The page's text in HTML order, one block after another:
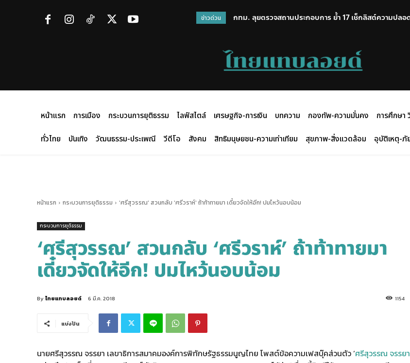
ข่าวด่วน
กทม. ลุยตรวจสถานประกอบการ ย้ำ 17 เช็กลิสต์ความปลอ
“โสภณ” กล่าวสุนทรพจน์ 50 ปี สัมพันธ์ไทย – เวียดนาม
หน้าแรก การเมือง กระบวนการยุติธรรม ไลฟ์สไตล์ เศรษฐกิจ-การเงิน บทความ กองทัพ-ความมั่นคง การศึกษา
ทั่วไทย
บันเทิง วัฒนธรรม-ประเพณี วีดีโอ สังคม สิทธิมนุษยชน-ความเท่าเทียม สุขภาพ-สิ่งแวดล้อม อุบัติเหตุ-
หน้าแรก กระบวนการยุติธรรม 'ศรีสุวรรณ' สวนกลับ 'ศรีวราห์' ถ้าท้าทายมา เดี๋ยวจัดให้อีก! ปมไหว้นอบน้อม
กระบวนการยุติธรรม
‘ศรีสุวรรณ’ สวนกลับ ‘ศรีวราห์’ ถ้าท้าทายมา
เดี๋ยวจัดให้อีก! ปมไหว้นอบน้อม
By ไทยแทบลอยด์ 6 มี.ค. 2018 1154
แบ่งปัน
นายศรีสุวรรณ จรรยา เลขาธิการสมาคมองค์การพิทักษรัฐธรรมนูญไทย โพสต์ข้อความเฟสบุ๊คส่วนตัว ‘ศรีสุวรรณ จรรยา